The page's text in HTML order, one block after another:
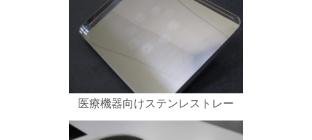
医療機器向けステンレストレー